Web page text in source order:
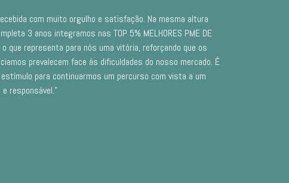
com muito orgulho e satisfação. Na mesma altura
3 anos integramos nas TOP 5% MELHORES PME DE
o que representa para nós uma vitória, reforçando que os
prevalecem face às dificuldades do nosso mercado. É
para continuarmos um percurso com vista a um
responsável.”